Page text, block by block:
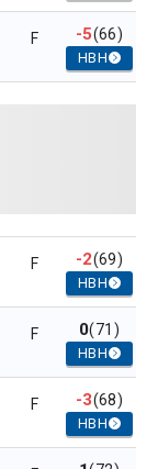
F -5(66)
HBH
F -2(69)
HBH
F 0(71)
HBH
F -3(68)
HBH